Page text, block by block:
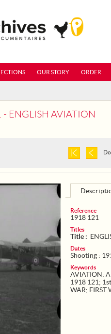
OUR STORY ORDER
ENGLISH AVIATION
Reference
1918 121
Titles
Title :
Dates
Shooting :
Keywords
AVIATION;
1918 121;
WAR; FIRST